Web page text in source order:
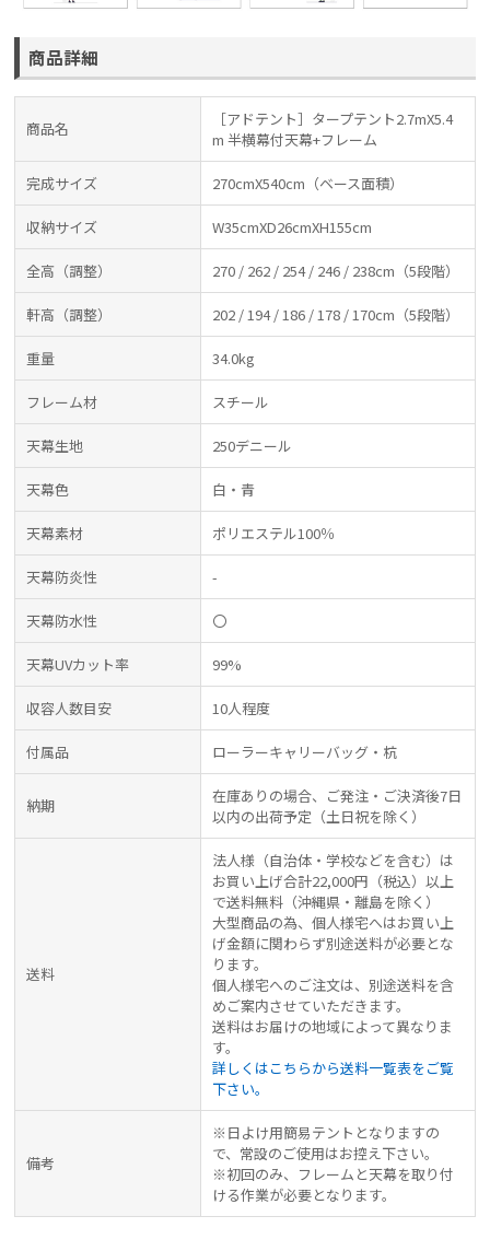
商品詳細
商品名
［アドテント］タープテント2.7mX5.4
m 半横幕付天幕+フレーム
完成サイズ 270cmX540cm（ベース面積）
収納サイズ W35cmXD26cmXH155cm
全高（調整） 270 / 262 / 254 / 246 / 238cm（5段階）
軒高（調整） 202 / 194 / 186 / 178 / 170cm（5段階）
重量 34.0kg
フレーム材 スチール
天幕生地 250デニール
天幕色 白・青
天幕素材 ポリエステル100％
天幕防炎性 -
天幕防水性 〇
天幕UVカット率 99%
収容人数目安 10人程度
付属品 ローラーキャリーバッグ・杭
納期
在庫ありの場合、ご発注・ご決済後7日
以内の出荷予定（土日祝を除く）
送料
法人様（自治体・学校などを含む）は
お買い上げ合計22,000円（税込）以上
で送料無料（沖縄県・離島を除く）
大型商品の為、個人様宅へはお買い上
げ金額に関わらず別途送料が必要とな
ります。
個人様宅へのご注文は、別途送料を含
めご案内させていただきます。
送料はお届けの地域によって異なりま
す。
詳しくはこちらから送料一覧表をご覧
下さい。
備考
※日よけ用簡易テントとなりますの
で、常設のご使用はお控え下さい。
※初回のみ、フレームと天幕を取り付
ける作業が必要となります。